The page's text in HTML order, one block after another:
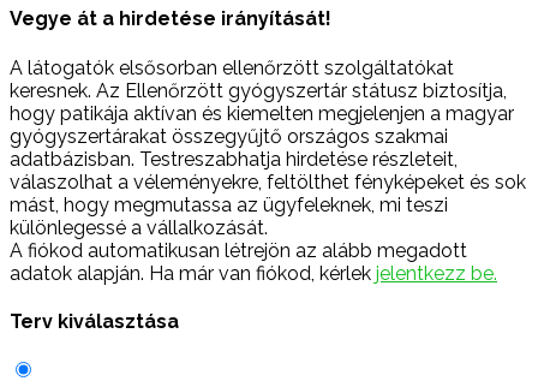
Vegye át a hirdetése irányítását!
A látogatók elsősorban ellenőrzött szolgáltatókat
keresnek. Az Ellenőrzött gyógyszertár státusz biztosítja,
hogy patikája aktívan és kiemelten megjelenjen a magyar
gyógyszertárakat összegyűjtő országos szakmai
adatbázisban. Testreszabhatja hirdetése részleteit,
válaszolhat a véleményekre, feltölthet fényképeket és sok
mást, hogy megmutassa az ügyfeleknek, mi teszi
különlegessé a vállalkozását.
A fiókod automatikusan létrejön az alább megadott
adatok alapján. Ha már van fiókod, kérlek jelentkezz be.
Terv kiválasztása